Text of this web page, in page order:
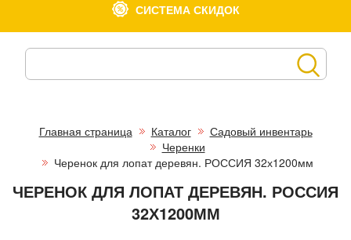
СИСТЕМА СКИДОК
Главная страница Каталог
Садовый инвентарь
Черенки
Черенок для лопат деревян. РОССИЯ 32х1200мм
ЧЕРЕНОК ДЛЯ ЛОПАТ ДЕРЕВЯН. РОССИЯ
32Х1200ММ